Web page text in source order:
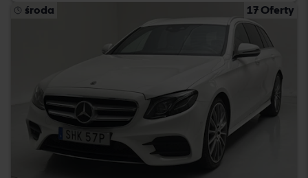
środa 17 Oferty